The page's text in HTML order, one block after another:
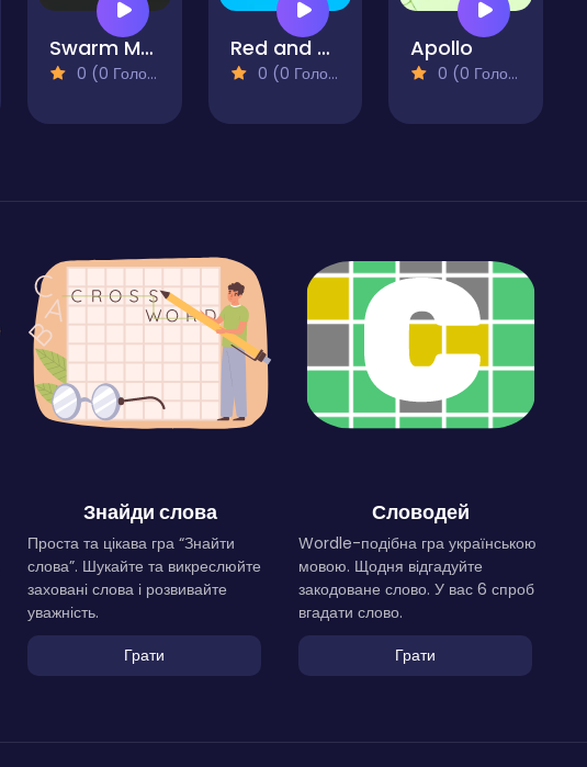
Swarm Master
0 (0 Голосів)
Red and Blue Castlewars
0 (0 Голосів)
Apollo
0 (0 Голосів)
Знайди слова
Проста та цікава гра “Знайти
слова”. Шукайте та викреслюйте
заховані слова і розвивайте
уважність.
Грати
Словодей
Wordle-подібна гра українською
мовою. Щодня відгадуйте
закодоване слово. У вас 6 спроб
вгадати слово.
Грати